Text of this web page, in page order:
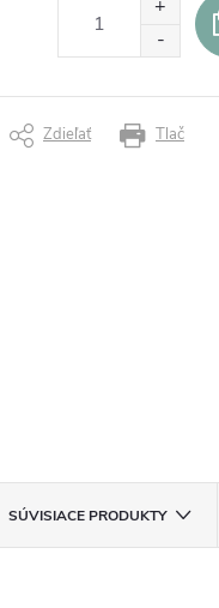
Tlač
Zdieľať
SÚVISIACE PRODUKTY